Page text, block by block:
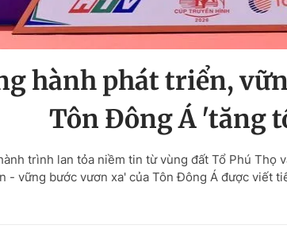
hành phát triển,
Tôn Đông Á 'tăng
trình lan tỏa niềm tin từ vùng đất Tổ Phú Thọ
- vững bước vươn xa' của Tôn Đông Á được viết